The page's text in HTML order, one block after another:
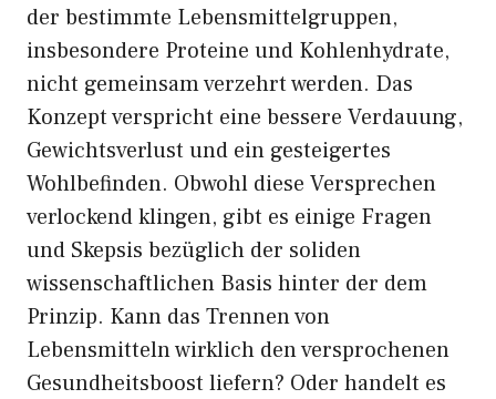
der bestimmte Lebensmittelgruppen,
insbesondere Proteine und Kohlenhydrate,
nicht gemeinsam verzehrt werden. Das
Konzept verspricht eine bessere Verdauung,
Gewichtsverlust und ein gesteigertes
Wohlbefinden. Obwohl diese Versprechen
verlockend klingen, gibt es einige Fragen
und Skepsis bezüglich der soliden
wissenschaftlichen Basis hinter der dem
Prinzip. Kann das Trennen von
Lebensmitteln wirklich den versprochenen
Gesundheitsboost liefern? Oder handelt es